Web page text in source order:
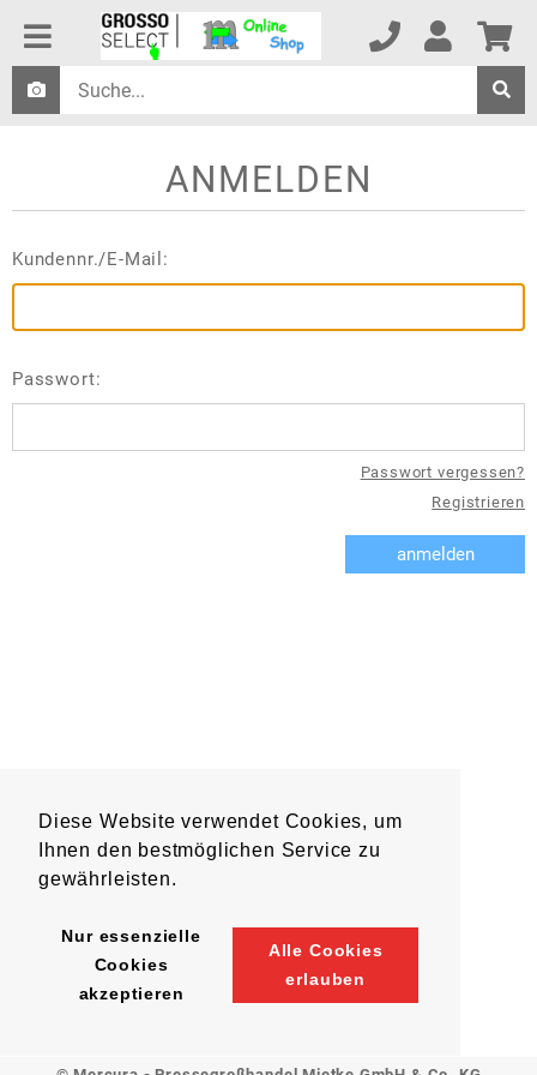
Diese Website verwendet Cookies, um
Ihnen den bestmöglichen Service zu
gewährleisten.
Nur essenzielle
Cookies
akzeptieren
Alle Cookies
erlauben
ANMELDEN
Kundennr./E-Mail:
Passwort:
Passwort vergessen?
Registrieren
anmelden